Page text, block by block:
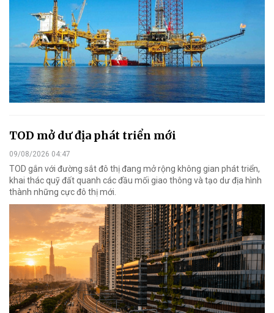
TOD mở dư địa phát triển mới
09/08/2026 04:47
TOD gắn với đường sắt đô thị đang mở rộng không gian phát triển,
khai thác quỹ đất quanh các đầu mối giao thông và tạo dư địa hình
thành những cực đô thị mới.